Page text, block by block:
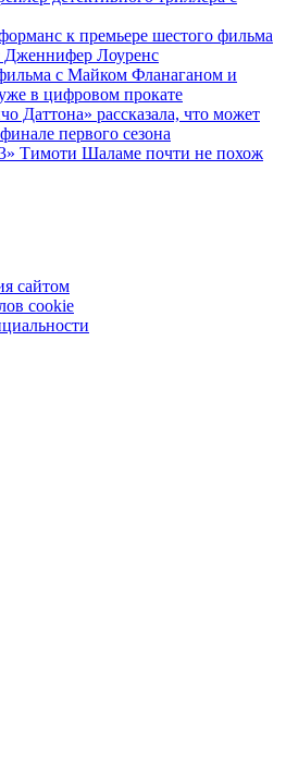
к премьере шестого фильма
Дженнифер Лоуренс
с Майком Фланаганом и
в цифровом прокате
Даттона» рассказала, что может
первого сезона
Тимоти Шаламе почти не похож
сайтом
cookie